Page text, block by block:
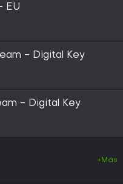
EU
- Digital Key
- Digital Key
+Más